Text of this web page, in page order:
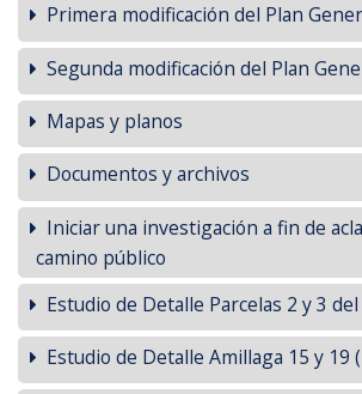
Primera modificación del Plan
Segunda modificación del Plan
Mapas y planos
Documentos y archivos
Iniciar una investigación a fin de
camino público
Estudio de Detalle Parcelas 2 y 3
Estudio de Detalle Amillaga 15 y 19